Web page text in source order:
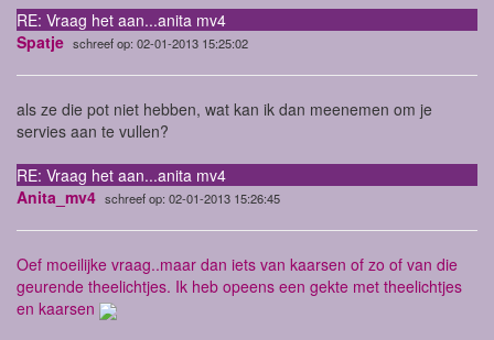
RE: Vraag het aan...anita mv4
Spatje schreef op: 02-01-2013 15:25:02
als ze die pot niet hebben, wat kan ik dan meenemen om je
servies aan te vullen?
RE: Vraag het aan...anita mv4
Anita_mv4 schreef op: 02-01-2013 15:26:45
Oef moeilijke vraag..maar dan iets van kaarsen of zo of van die
geurende theelichtjes. Ik heb opeens een gekte met theelichtjes
en kaarsen